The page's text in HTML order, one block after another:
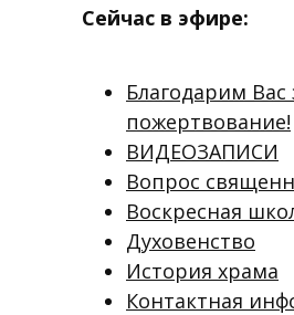
Сейчас в эфире:
Благодарим Вас
пожертвование!
ВИДЕОЗАПИСИ
Вопрос
Воскресная
Духовенство
История храма
Контактная